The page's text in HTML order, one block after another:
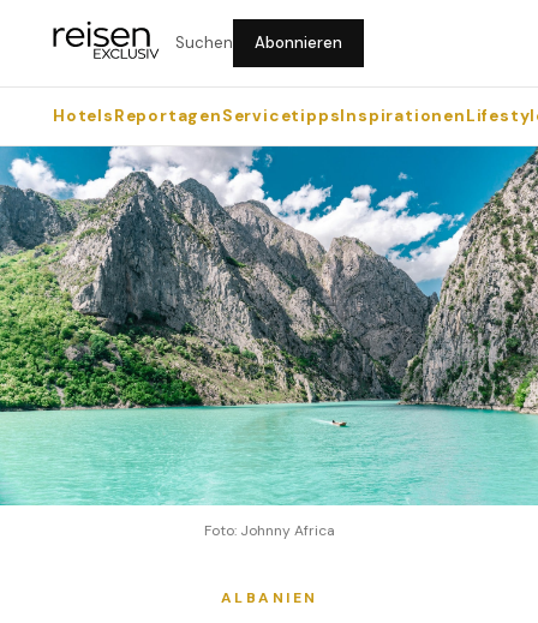
Suchen Abonnieren
HotelsReportagenServicetippsInspirationen
Foto: Johnny Africa
ALBANIEN